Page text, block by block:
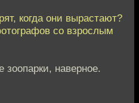
когда они вырастают?
со взрослым
наверное.